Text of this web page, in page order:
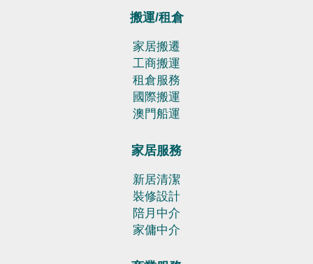
家居搬遷
工商搬運
租倉服務
國際搬運
澳門船運
家居服務
新居清潔
裝修設計
陪月中介
家傭中介
商業服務
網頁設計